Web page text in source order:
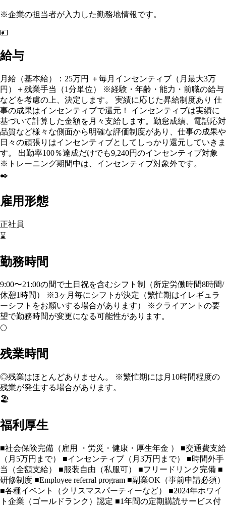
※企業の担当者が入力した勤務地情報です。
💴
給与
月給（基本給）：25万円 ＋毎月インセンティブ（月最大3万
円）＋残業手当（1分単位） ※経験・年齢・能力・前職の給与
などを考慮の上、決定します。 実績に応じた昇給制度あり 仕
事の成果はインセンティブで還元！ インセンティブは実績に
基づいて計算した金額を月々支給します。勤怠成績、電話応対
品質など様々な側面から明確な評価制度があり、仕事の成果や
日々の頑張りはインセンティブとしてしっかり還元していきま
す。 出勤率100％達成だけでも9,240円のインセンティブ対象
※トレーニング期間中は、インセンティブ対象外です。
✒️
雇用形態
正社員
⌛
勤務時間
9:00〜21:00の間で土日祝を含むシフト制（所定労働時間8時間/
休憩1時間） ※3ヶ月毎にシフトが決定（繁忙期はイレギュラ
ーシフトをお願いする場合があります） ※クライアントの要
望で勤務時間が変更になる可能性があります。
🌕
残業時間
◎残業はほとんどありません。 ※繁忙期には月10時間程度の
残業が発生する場合があります。
🏖️
福利厚生
■社会保険完備（雇用 ・労災・健康・厚生年金 ） ■交通費支給
（月5万円まで） ■インセンティブ（月3万円まで） ■時間外手
当（全額支給） ■服装自由（私服可） ■フリードリンク完備 ■
研修制度 ■Employee referral program ■副業OK（事前申請必須）
■各種イベント（クリスマスパーティーなど） ■2024年ホワイ
ト企業（ゴールドランク）認定 ■1年間の定期購読サービス付